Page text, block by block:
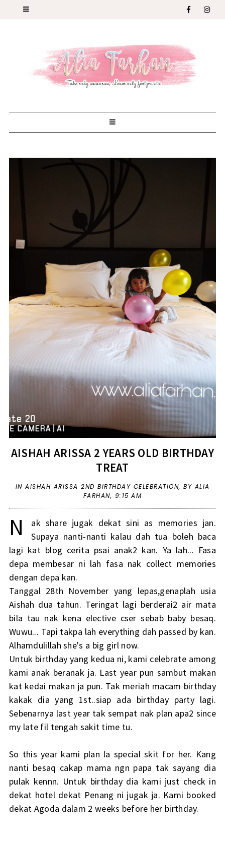
AISHAH ARISSA 2 YEARS OLD BIRTHDAY
TREAT
IN AISHAH ARISSA 2ND BIRTHDAY CELEBRATION, BY ALIA
FARHAN, 9:15 AM
N
ak share jugak dekat sini as memories jan.
Supaya nanti-nanti kalau dah tua boleh baca
lagi kat blog cerita psai anak2 kan. Ya lah... Fasa
depa membesar ni lah fasa nak collect memories
dengan depa kan.
Tanggal 28th November yang lepas,genaplah usia
Aishah dua tahun. Teringat lagi berderai2 air mata
bila tau nak kena elective cser sebab baby besaq.
Wuwu... Tapi takpa lah everything dah passed by kan.
Alhamdulillah she's a big girl now.
Untuk birthday yang kedua ni, kami celebrate among
kami anak beranak ja. Last year pun sambut makan
kat kedai makan ja pun. Tak meriah macam birthday
kakak dia yang 1st..siap ada birthday party lagi.
Sebenarnya last year tak sempat nak plan apa2 since
my late fil tengah sakit time tu.
So this year kami plan la special skit for her. Kang
nanti besaq cakap mama ngn papa tak sayang dia
pulak kennn. Untuk birthday dia kami just check in
dekat hotel dekat Penang ni jugak ja. Kami booked
dekat Agoda dalam 2 weeks before her birthday.